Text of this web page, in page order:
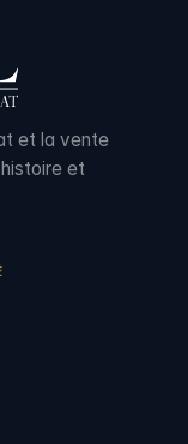
et la vente
et